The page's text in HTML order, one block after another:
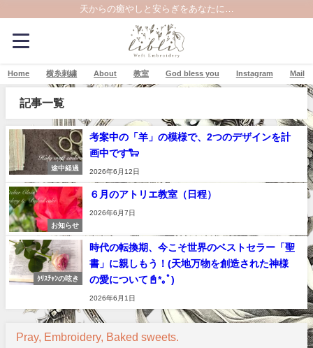
天からの癒やしと安らぎをあなたに…
Home 横糸刺繍 About 教室 God bless you Instagram Mail
記事一覧
途中経過
考案中の「羊」の模様で、2つのデザインを計
画中です🐑
2026年6月12日
お知らせ
６月のアトリエ教室（日程）
2026年6月7日
ｸﾘｽﾁｬﾝの呟き
時代の転換期、今こそ世界のベストセラー「聖
書」に親しもう！(天地万物を創造された神様
の愛について📓*｡ﾟ)
2026年6月1日
Pray, Embroidery, Baked sweets.